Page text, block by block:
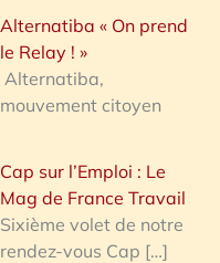
Alternatiba « On prend
le Relay ! »
Alternatiba,
mouvement citoyen
Cap sur l’Emploi : Le
Mag de France Travail
Sixième volet de notre
rendez-vous Cap […]